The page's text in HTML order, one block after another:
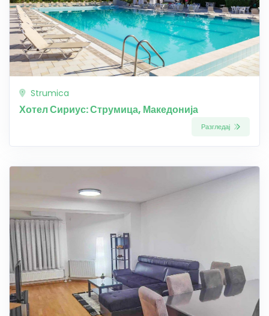
Strumica
Хотел Сириус: Струмица, Македонија
Разгледај